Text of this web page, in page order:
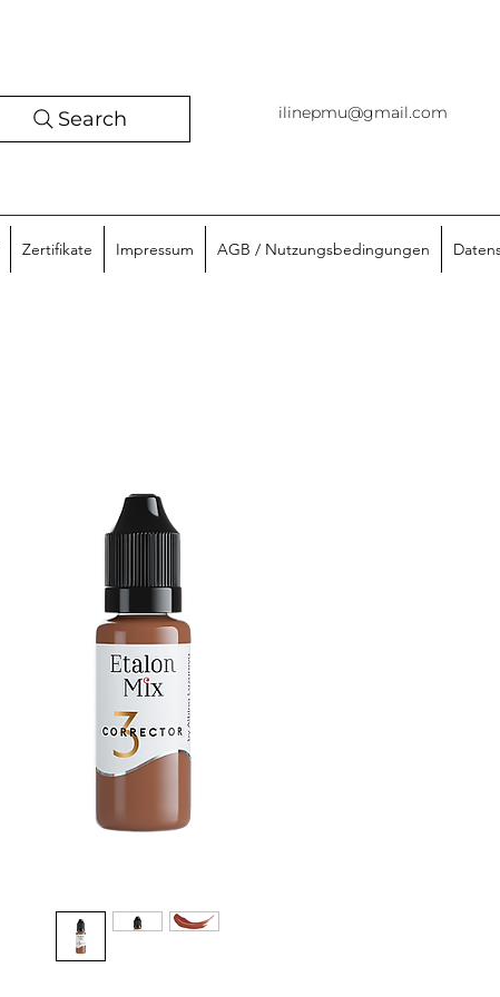
Search ilinepmu@gmail.com
Zertifikate Impressum AGB / Nutzungsbedingungen